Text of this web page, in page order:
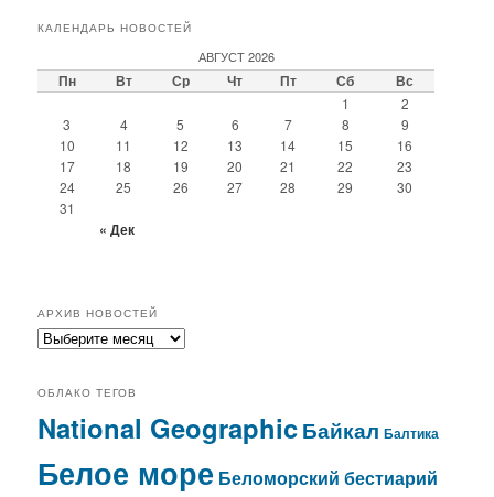
КАЛЕНДАРЬ НОВОСТЕЙ
АВГУСТ 2026
Пн Вт Ср Чт Пт Сб Вс
1
2
3
4 5 6 7 8
9
10
11 12 13 14 15
16
17
18 19 20 21 22
23
24
25 26 27 28 29
30
31
« Дек
АРХИВ НОВОСТЕЙ
архив
ОБЛАКО ТЕГОВ
National GeographicБайкал Балтика
Белое море Беломорский бестиарий